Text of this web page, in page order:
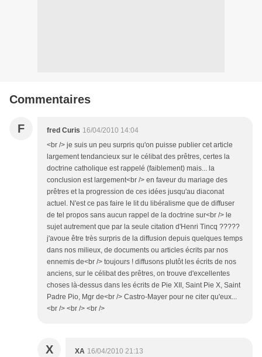
Commentaires
F fred Curis 16/04/2010 14:04
<br /> je suis un peu surpris qu'on puisse publier cet article
largement tendancieux sur le célibat des prêtres, certes la
doctrine catholique est rappelé (faiblement) mais... la
conclusion est largement<br /> en faveur du mariage des
prêtres et la progression de ces idées jusqu'au diaconat
actuel. N'est ce pas faire le lit du libéralisme que de diffuser
de tel propos sans aucun rappel de la doctrine sur<br /> le
sujet autrement que par la seule citation d'Henri Tincq ?????
j'avoue être très surpris de la diffusion depuis quelques temps
dans nos milieux, de documents ou articles écrits par nos
ennemis de<br /> toujours ! diffusons plutôt les écrits de nos
anciens, sur le célibat des prêtres, on trouve d'excellentes
choses là-dessus dans les écrits de Pie XII, Saint Pie X, Saint
Padre Pio, Mgr de<br /> Castro-Mayer pour ne citer qu'eux...
<br /> <br /> <br />
X XA 16/04/2010 21:13